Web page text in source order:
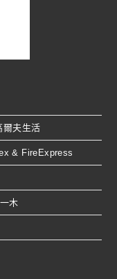
爾夫生活
& FireExpress
木